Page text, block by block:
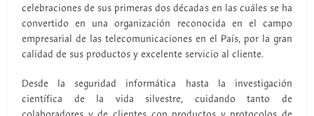
celebraciones de sus primeras dos décadas en las cuáles se ha
convertido en una organización reconocida en el campo
empresarial de las telecomunicaciones en el País, por la gran
calidad de sus productos y excelente servicio al cliente.
Desde la seguridad informática hasta la investigación
científica de la vida silvestre, cuidando tanto de